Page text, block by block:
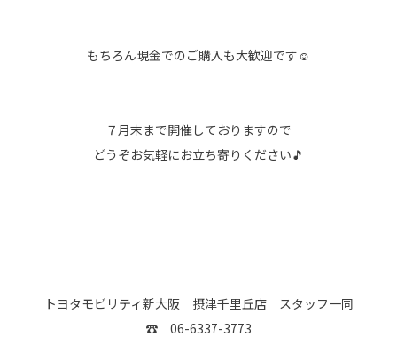
もちろん現金でのご購入も大歓迎です☺
７月末まで開催しておりますので
どうぞお気軽にお立ち寄りください🎵
トヨタモビリティ新大阪 摂津千里丘店 スタッフ一同
☎ 06-6337-3773